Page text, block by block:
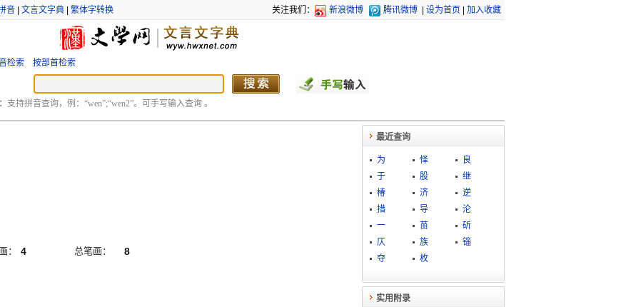
音| 文言文字典| 繁体字转换 关注我们： 新浪微博 腾讯微博 设为首页 加入收藏
检索 按部首检索
支持拼音查询，例：“wen”;“wen2”。可手写输入查询 。
： 4 总笔画： 8
最近查询
为 怿
良
于
股
继
椿
济
逆
措
导
沦
一
苗
斫
仄
族
锱
夺
枚
实用附录